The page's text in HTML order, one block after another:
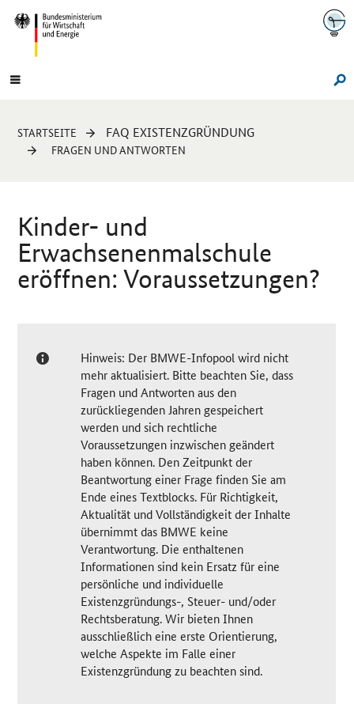
Navigation
Hauptmenü
Sie
sind
STARTSEITE FAQ EXISTENZGRÜNDUNG
FRAGEN UND ANTWORTEN
Kinder- und
Erwachsenenmalschule
eröffnen: Voraussetzungen?
Hinweis: Der BMWE-Infopool wird nicht
mehr aktualisiert. Bitte beachten Sie, dass
Fragen und Antworten aus den
zurückliegenden Jahren gespeichert
werden und sich rechtliche
Voraussetzungen inzwischen geändert
haben können. Den Zeitpunkt der
Beantwortung einer Frage finden Sie am
Ende eines Textblocks. Für Richtigkeit,
Aktualität und Vollständigkeit der Inhalte
übernimmt das BMWE keine
Verantwortung. Die enthaltenen
Informationen sind kein Ersatz für eine
persönliche und individuelle
Existenzgründungs-, Steuer- und/oder
Rechtsberatung. Wir bieten Ihnen
ausschließlich eine erste Orientierung,
welche Aspekte im Falle einer
Existenzgründung zu beachten sind.